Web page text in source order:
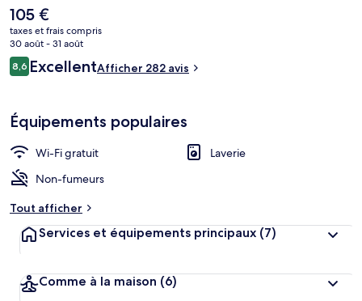
Le
prix
actuel
est
de
105 €
taxes et frais compris
30 août - 31 août
Avis
voyageurs
8,68,6 sur 10
ExcellentAfficher 282 avis
Équipements populaires
Wi-Fi gratuit
Laverie
Non-fumeurs
Tout afficher
Services et équipements principaux (7)
Comme à la maison (6)